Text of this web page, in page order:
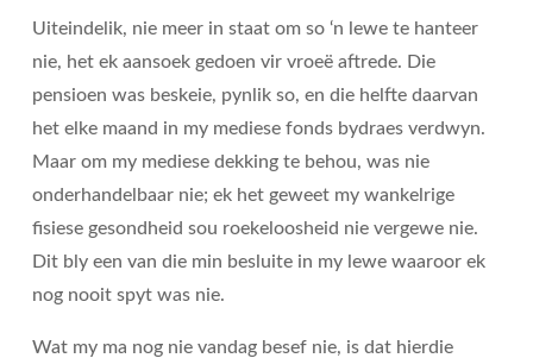
Uiteindelik, nie meer in staat om so ‘n lewe te hanteer
nie, het ek aansoek gedoen vir vroeë aftrede. Die
pensioen was beskeie, pynlik so, en die helfte daarvan
het elke maand in my mediese fonds bydraes verdwyn.
Maar om my mediese dekking te behou, was nie
onderhandelbaar nie; ek het geweet my wankelrige
fisiese gesondheid sou roekeloosheid nie vergewe nie.
Dit bly een van die min besluite in my lewe waaroor ek
nog nooit spyt was nie.
Wat my ma nog nie vandag besef nie, is dat hierdie